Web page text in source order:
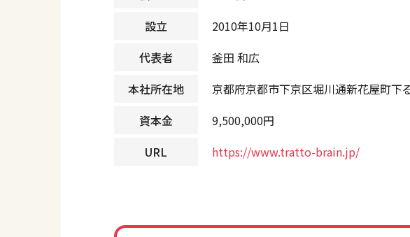
設立
2010年10月1日
代表者
釜田 和広
本社所在地
京都府京都市下京区堀川通新花屋町下
資本金
9,500,000円
URL
https://www.tratto-brain.jp/